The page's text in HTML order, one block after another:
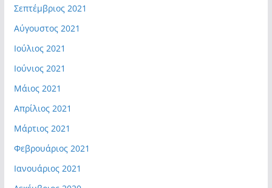
Σεπτέμβριος 2021
Αύγουστος 2021
Ιούλιος 2021
Ιούνιος 2021
Μάιος 2021
Απρίλιος 2021
Μάρτιος 2021
Φεβρουάριος 2021
Ιανουάριος 2021